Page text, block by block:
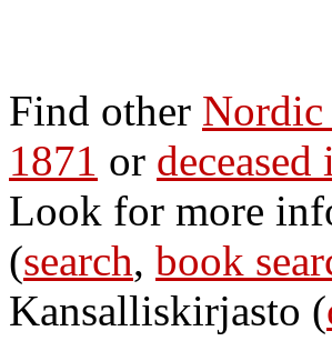
Find other Nordic
1871 or
Look for more
(search, book
Kansalliskirjasto (